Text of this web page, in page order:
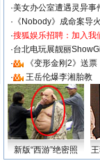
·美女办公室遭遇灵异事
· 《Nobody》成命案导
·搜狐娱乐招聘：加入我
·台北电玩展靓丽
·
《变形金刚2》送票
·
王岳伦爆李湘胎教
新版“西游”绝密照